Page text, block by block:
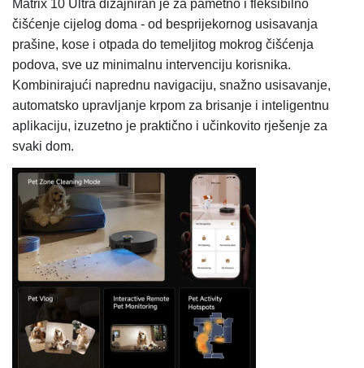
Matrix 10 Ultra dizajniran je za pametno i fleksibilno
čišćenje cijelog doma - od besprijekornog usisavanja
prašine, kose i otpada do temeljitog mokrog čišćenja
podova, sve uz minimalnu intervenciju korisnika.
Kombinirajući naprednu navigaciju, snažno usisavanje,
automatsko upravljanje krpom za brisanje i inteligentnu
aplikaciju, izuzetno je praktično i učinkovito rješenje za
svaki dom.